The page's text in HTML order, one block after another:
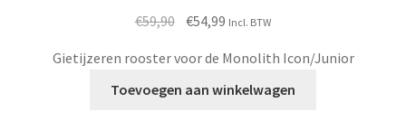
€59,90 Oorspronkelijke
was:
€59,90.
€54,99 Huidige
is:
€54,99.
Incl. BTW
Gietijzeren rooster voor de Monolith Icon/Junior
Toevoegen aan winkelwagen